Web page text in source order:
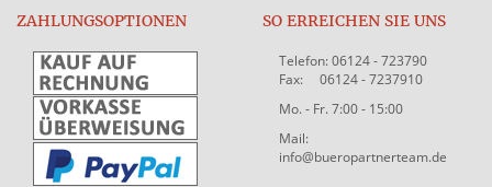
ZAHLUNGSOPTIONEN SO ERREICHEN SIE UNS
Telefon: 06124 - 723790
Fax: 06124 - 7237910
Mo. - Fr. 7:00 - 15:00
Mail:
info@bueropartnerteam.de